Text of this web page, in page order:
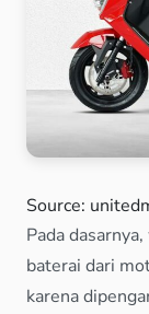
Source:
Pada
baterai dari
karena